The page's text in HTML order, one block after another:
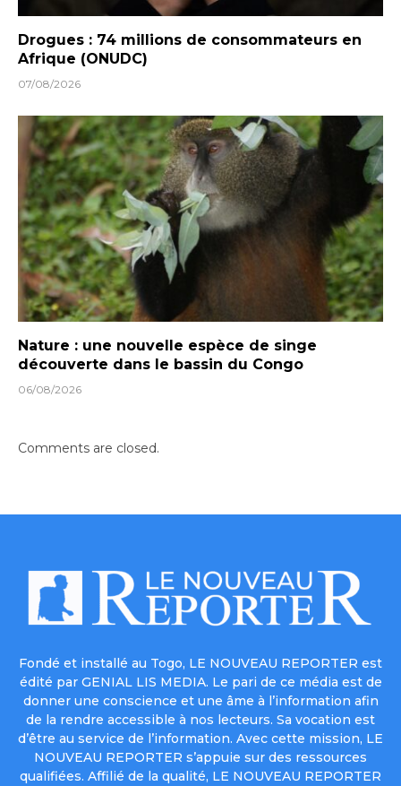
Drogues : 74 millions de consommateurs en
Afrique (ONUDC)
07/08/2026
Nature : une nouvelle espèce de singe
découverte dans le bassin du Congo
06/08/2026
Comments are closed.
Fondé et installé au Togo, LE NOUVEAU REPORTER est
édité par GENIAL LIS MEDIA. Le pari de ce média est de
donner une conscience et une âme à l’information afin
de la rendre accessible à nos lecteurs. Sa vocation est
d’être au service de l’information. Avec cette mission, LE
NOUVEAU REPORTER s’appuie sur des ressources
qualifiées. Affilié de la qualité, LE NOUVEAU REPORTER